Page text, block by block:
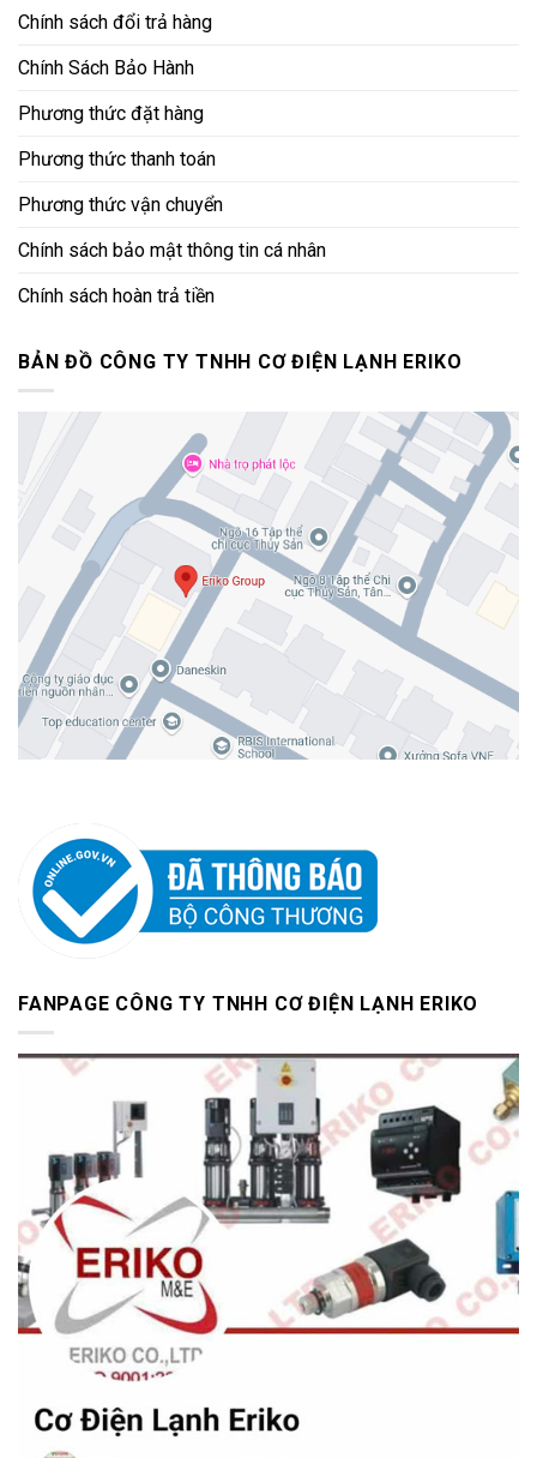
Chính sách đổi trả hàng
Chính Sách Bảo Hành
Phương thức đặt hàng
Phương thức thanh toán
Phương thức vận chuyển
Chính sách bảo mật thông tin cá nhân
Chính sách hoàn trả tiền
BẢN ĐỒ CÔNG TY TNHH CƠ ĐIỆN LẠNH ERIKO
FANPAGE CÔNG TY TNHH CƠ ĐIỆN LẠNH ERIKO